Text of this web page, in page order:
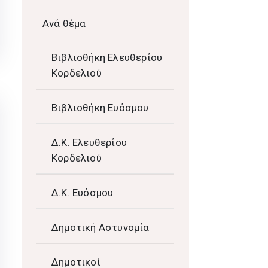
Ανά θέμα
Βιβλιοθήκη Ελευθερίου
Κορδελιού
Βιβλιοθήκη Ευόσμου
Δ.Κ. Ελευθερίου
Κορδελιού
Δ.Κ. Ευόσμου
Δημοτική Αστυνομία
Δημοτικοί